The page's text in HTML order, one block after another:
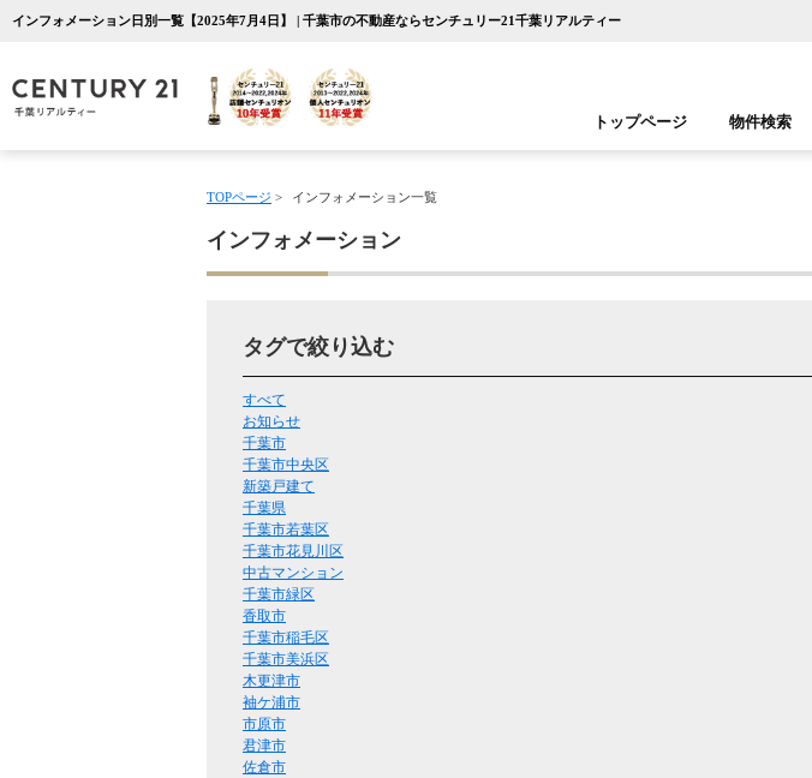
インフォメーション日別一覧【2025年7月4日】 | 千葉市の不動産ならセンチュリー21千葉リアルティー
トップページ 物件検索
TOPページ > インフォメーション一覧
インフォメーション
タグで絞り込む
すべて
お知らせ
千葉市
千葉市中央区
新築戸建て
千葉県
千葉市若葉区
千葉市花見川区
中古マンション
千葉市緑区
香取市
千葉市稲毛区
千葉市美浜区
木更津市
袖ケ浦市
市原市
君津市
佐倉市